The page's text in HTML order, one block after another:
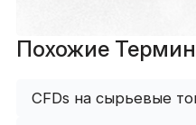
Похожие
CFDs на сырьевые